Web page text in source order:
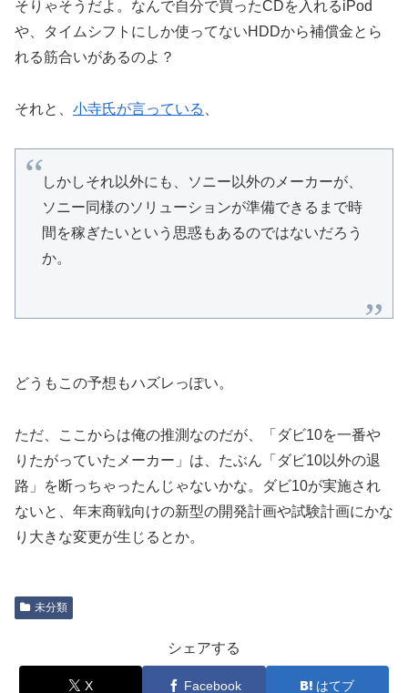
そりゃそうだよ。なんで自分で買ったCDを入れるiPod
や、タイムシフトにしか使ってないHDDから補償金とら
れる筋合いがあるのよ？
それと、 小寺氏が言っている
しかしそれ以外にも、ソニー以外のメーカーが、
ソニー同様のソリューションが準備できるまで時
間を稼ぎたいという思惑もあるのではないだろう
か。
どうもこの予想もハズレっぽい。
ただ、ここからは俺の推測なのだが、「ダビ10を一番や
りたがっていたメーカー」は、たぶん「ダビ10以外の退
路」を断っちゃったんじゃないかな。ダビ10が実施され
ないと、年末商戦向けの新型の開発計画や試験計画にかな
り大きな変更が生じるとか。
未分類
シェアする
X Facebook はてブ